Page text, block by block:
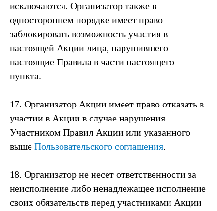
исключаются. Организатор также в
одностороннем порядке имеет право
заблокировать возможность участия в
настоящей Акции лица, нарушившего
настоящие Правила в части настоящего
пункта.
17. Организатор Акции имеет право отказать в
участии в Акции в случае нарушения
Участником Правил Акции или указанного
выше Пользовательского соглашения.
18. Организатор не несет ответственности за
неисполнение либо ненадлежащее исполнение
своих обязательств перед участниками Акции